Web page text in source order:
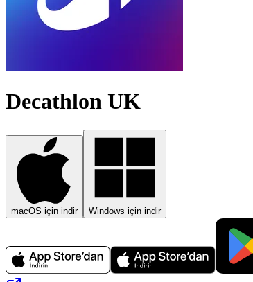
Decathlon UK
macOS için indir Windows için indir